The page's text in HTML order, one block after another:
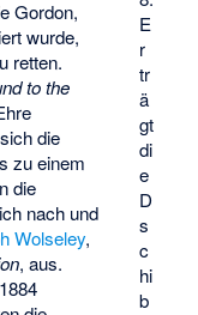
E
r
tr
ä
gt
di
e
D
s
c
hi
b
Gordon,
wurde,
retten.
to the
die
zu einem
die
nach und
Wolseley,
, aus.